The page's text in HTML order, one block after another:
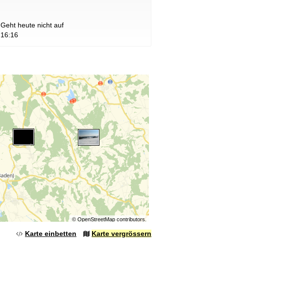
Geht heute nicht auf
16:16
© OpenStreetMapcontributors.
Karte einbetten Karte vergrössern